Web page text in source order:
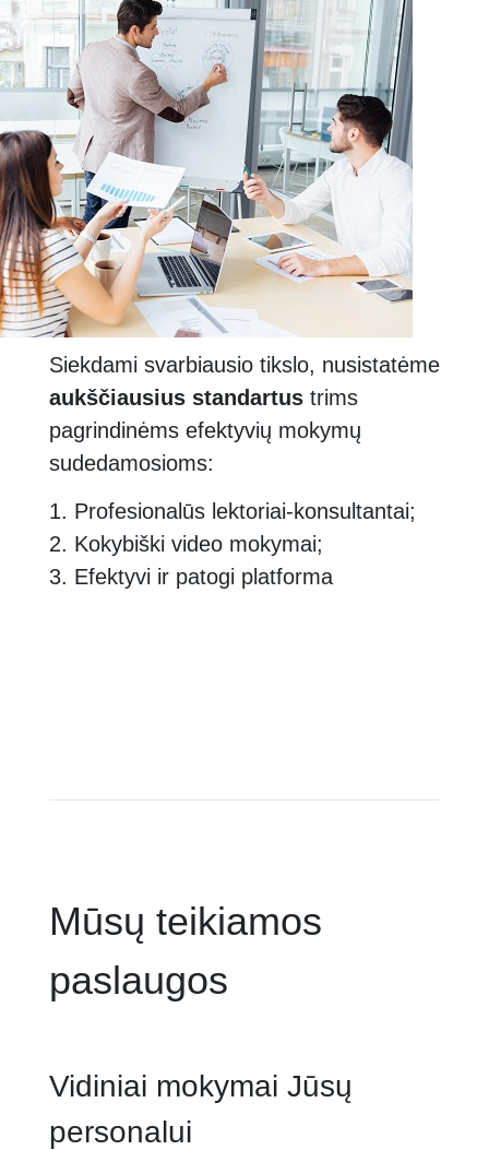
Siekdami svarbiausio tikslo, nusistatėme
aukščiausius standartus trims
pagrindinėms efektyvių mokymų
sudedamosioms:
1. Profesionalūs lektoriai-konsultantai;
2. Kokybiški video mokymai;
3. Efektyvi ir patogi platforma
Mūsų teikiamos
paslaugos
Vidiniai mokymai Jūsų
personalui